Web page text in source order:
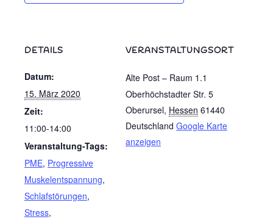
DETAILS
Datum:
15. März 2020
Zeit:
11:00-14:00
Veranstaltung-Tags:
PME, Progressive
Muskelentspannung,
Schlafstörungen,
Stress,
VERANSTALTUNGSORT
Alte Post – Raum 1.1
Oberhöchstadter Str. 5
Oberursel, Hessen 61440
Deutschland Google Karte
anzeigen